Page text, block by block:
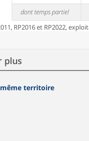
dont temps partiel
RP2016 et RP2022,
plus
territoire